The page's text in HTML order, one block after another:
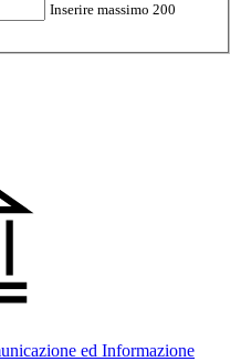
Inserire massimo 200
ed Informazione